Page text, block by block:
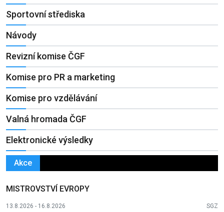
Sportovní střediska
Návody
Revizní komise ČGF
Komise pro PR a marketing
Komise pro vzdělávání
Valná hromada ČGF
Elektronické výsledky
Akce
MISTROVSTVÍ EVROPY
13.8.2026 - 16.8.2026 SGZ